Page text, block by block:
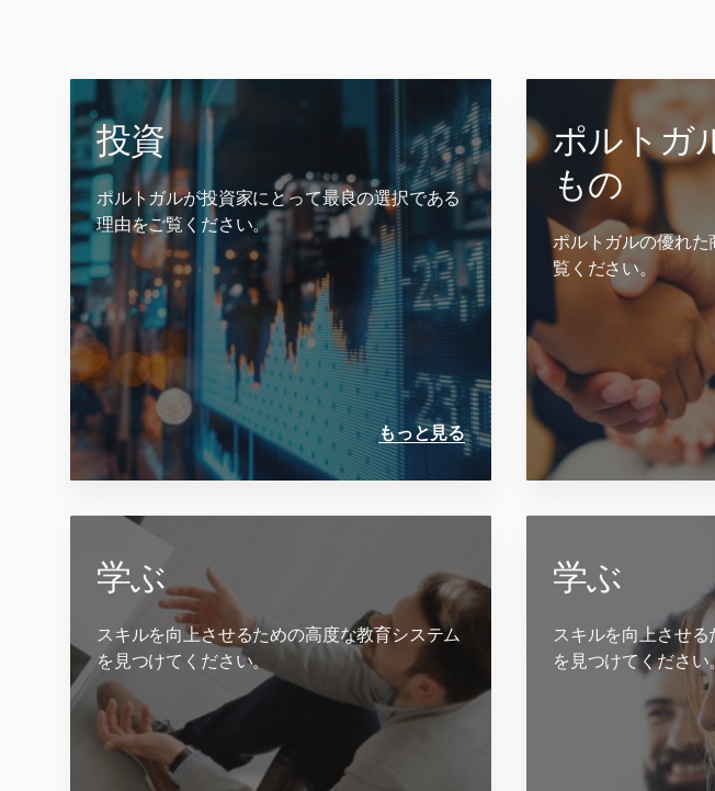
投資
ポルトガルが投資家にとって最良の選択である
理由をご覧ください。
もっと見る
ポルトガ
もの
ポルトガルの優れ
覧ください。
学ぶ
スキルを向上させるための高度な教育システム
を見つけてください。
学ぶ
スキルを向上させ
を見つけてください